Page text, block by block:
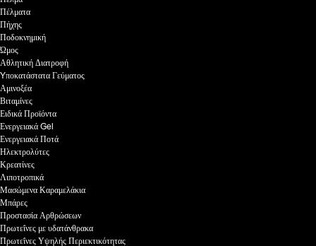
Πέλματα
Πήχης
Ποδοκνημική
Ώμος
Αθλητική Διατροφή
Yποκατάστατα Γεύματος
Αμινοξέα
Βιταμίνες
Ειδικά Προϊόντα
Ενεργειακά Gel
Ενεργειακά Ποτά
Ηλεκτρολύτες
Κρεατίνες
Λιποτροπικά
Μασώμενα Καραμελάκια
Μπάρες
Προστασία Αρθρώσεων
Πρωτεΐνες με υδατάνθρακα
Πρωτεΐνες Υψηλής Περιεκτικότητας